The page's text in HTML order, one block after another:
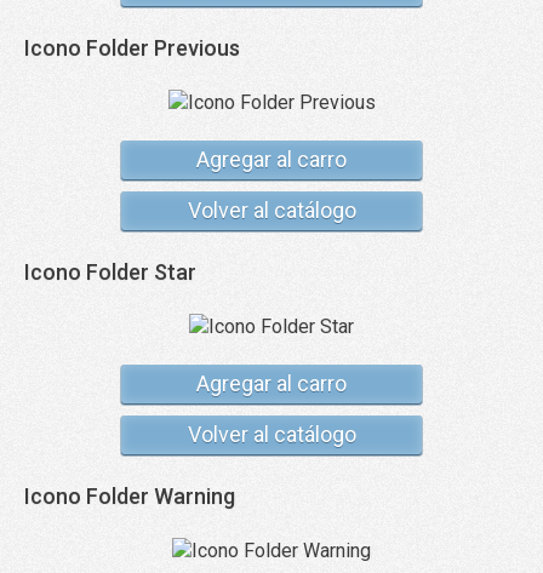
Icono Folder Previous
Agregar al carro
Volver al catálogo
Icono Folder Star
Agregar al carro
Volver al catálogo
Icono Folder Warning